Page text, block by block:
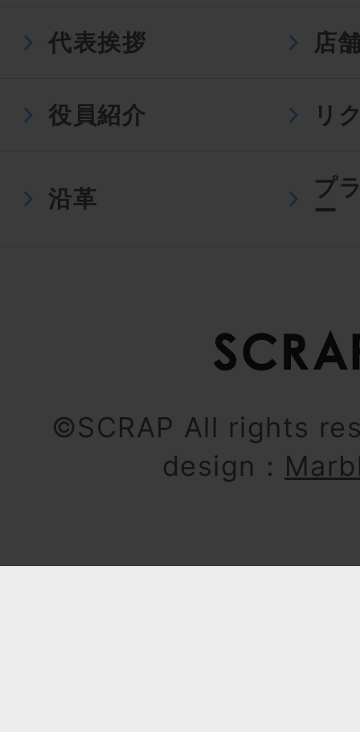
代表挨拶 店
役員紹介 リ
沿革
プ
ー
©SCRAP All rights
design：